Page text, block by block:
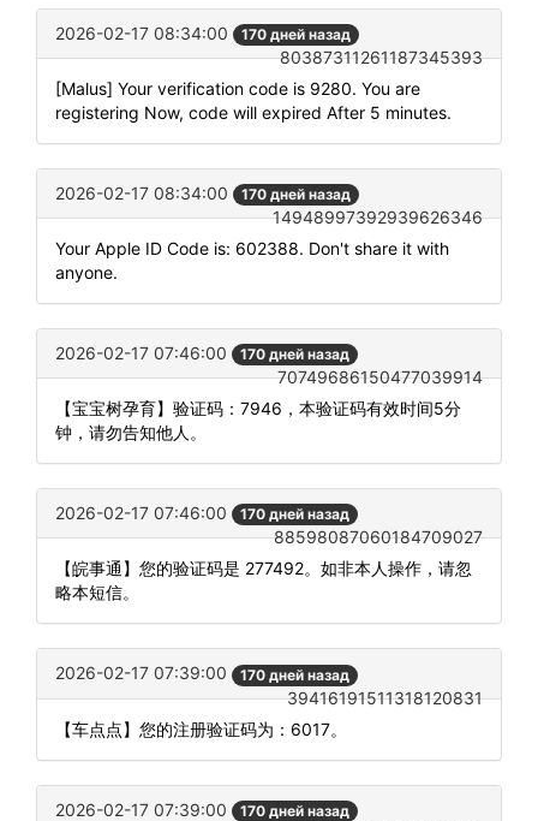
2026-02-17 08:34:00 170 дней назад
80387311261187345393
[Malus] Your verification code is 9280. You are
registering Now, code will expired After 5 minutes.
2026-02-17 08:34:00 170 дней назад
14948997392939626346
Your Apple ID Code is: 602388. Don't share it with
anyone.
2026-02-17 07:46:00 170 дней назад
70749686150477039914
【宝宝树孕育】验证码：7946，本验证码有效时间5分
钟，请勿告知他人。
2026-02-17 07:46:00 170 дней назад
88598087060184709027
【皖事通】您的验证码是 277492。如非本人操作，请忽
略本短信。
2026-02-17 07:39:00 170 дней назад
39416191511318120831
【车点点】您的注册验证码为：6017。
2026-02-17 07:39:00 170 дней назад